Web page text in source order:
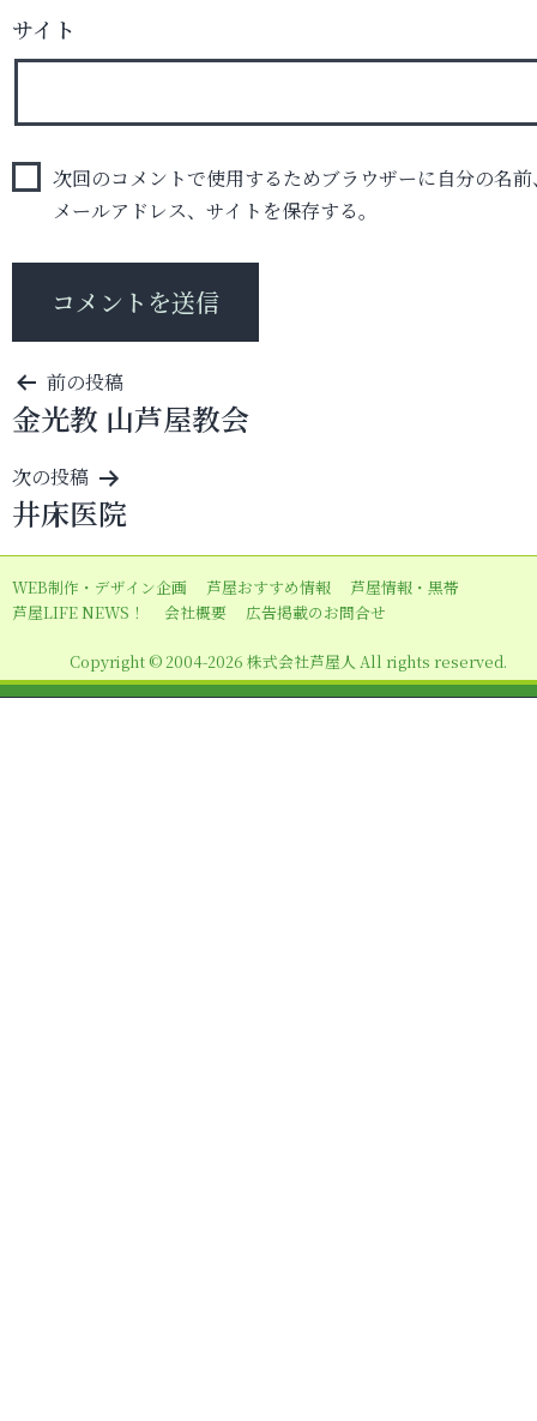
サイト
次回のコメントで使用するためブラウザーに自分の名前
メールアドレス、サイトを保存する。
投
稿
ナ
ビ
ゲ
ー
シ
ン
前の投稿
金光教 山芦屋教会
次の投稿
井床医院
WEB制作・デザイン企画 芦屋おすすめ情報
芦屋情報・黒帯
芦屋LIFE NEWS！
会社概要 広告掲載のお問合せ
Copyright © 2004-2026 株式会社芦屋人 All rights reserved.